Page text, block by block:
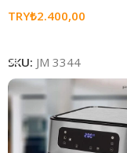
TRY₺2.400,00
SKU: JM 3344